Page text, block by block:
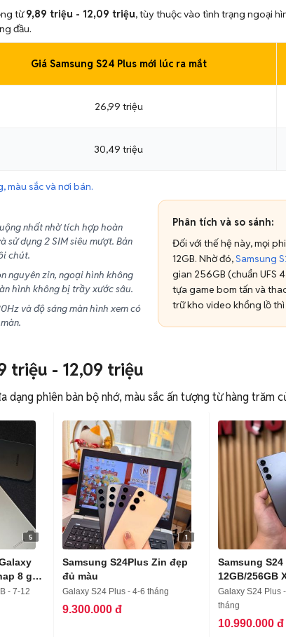
từ9,89 triệu - 12,09 triệu, tùy thuộc vào tình trạng ngoại
đầu.
Giá Samsung S24 Plus mới lúc ra mắt
26,99 triệu
30,49 triệu
màu sắc và nơi bán.
nhất nhờ tích hợp hoàn
sử dụng 2 SIM siêu mượt. Bản
chút.
nguyên zin, ngoại hình không
hình không bị trầy xước sâu.
và độ sáng màn hình xem có
Phân tích và so sánh:
Đối với thế hệ này, mọi
12GB. Nhờ đó,Samsung
gian 256GB (chuẩn UFS
tựa game bom tấn và
trữ kho video khổng lồ thì
triệu - 12,09 triệu
dạng phiên bản bộ nhớ, màu sắc ấn tượng từ hàng trăm
5
8 gen
- 7-12
1
Samsung S24Plus Zin đẹp
đủ màu
Galaxy S24 Plus - 4-6 tháng
9.300.000 đ
Samsung S24
12GB/256GB
Galaxy S24 Plus
tháng
10.990.000 đ